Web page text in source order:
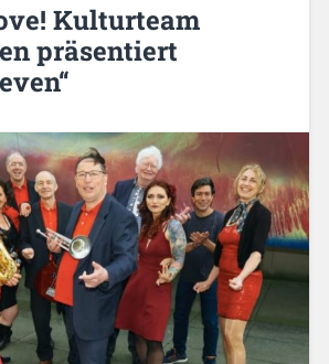
Kulturteam
präsentiert